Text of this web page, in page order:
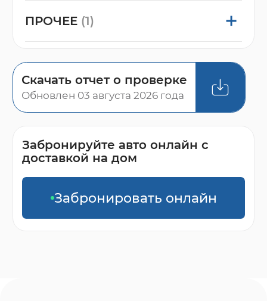
ПРОЧЕЕ (1)
Скачать отчет о проверке
Обновлен 03 августа 2026 года
Забронируйте авто онлайн с
доставкой на дом
Забронировать онлайн